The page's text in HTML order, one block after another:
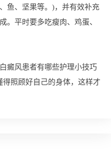
鱼、坚果等。)，并有效补充
。平时要多吃瘦肉、鸡蛋、
癜风患者有哪些护理小技巧
得照顾好自己的身体，这样才